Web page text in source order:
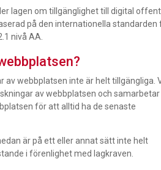
lagen om tillgänglighet till digital
på den internationella standarden
nivå AA.
av webbplatsen inte är helt tillgängliga.
av webbplatsen och samarbetar
för att alltid ha de senaste
är på ett eller annat sätt inte helt
i förenlighet med lagkraven.